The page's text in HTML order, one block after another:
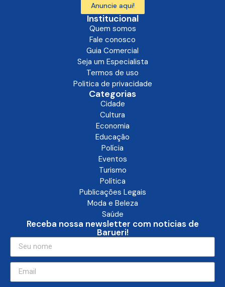
Anuncie aqui!
Institucional
Quem somos
Fale conosco
Guia Comercial
Seja um Especialista
Termos de uso
Politica de privacidade
Categorias
Cidade
Cultura
Economia
Educação
Polícia
Eventos
Turismo
Política
Publicações Legais
Moda e Beleza
Saúde
Receba nossa newsletter com noticias de
Barueri!